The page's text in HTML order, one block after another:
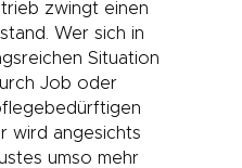
zwingt einen
Wer sich in
Situation
Job oder
wird angesichts
umso mehr